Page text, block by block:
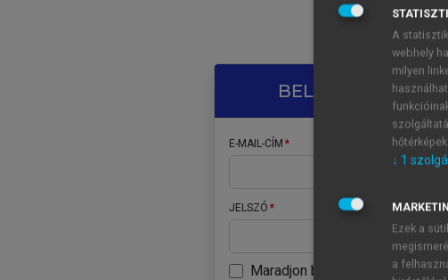
A
BELÉPÉS SAJÁT
E-MAIL-CÍM
JELSZÓ
Maradjon belépve
A
webhely
milyen
↓ 1
Ezek a
a